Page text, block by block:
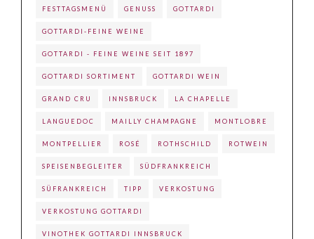
FESTTAGSMENÜ GENUSS GOTTARDI
GOTTARDI-FEINE WEINE
GOTTARDI - FEINE WEINE SEIT 1897
GOTTARDI SORTIMENT GOTTARDI WEIN
GRAND CRU INNSBRUCK LA CHAPELLE
LANGUEDOC MAILLY CHAMPAGNE MONTLOBRE
MONTPELLIER ROSÉ ROTHSCHILD ROTWEIN
SPEISENBEGLEITER SÜDFRANKREICH
SÜFRANKREICH TIPP VERKOSTUNG
VERKOSTUNG GOTTARDI
VINOTHEK GOTTARDI INNSBRUCK